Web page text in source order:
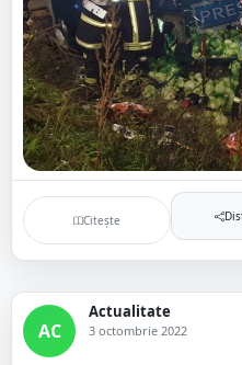
Citește
AC
Actualitate
3 octombrie 2022